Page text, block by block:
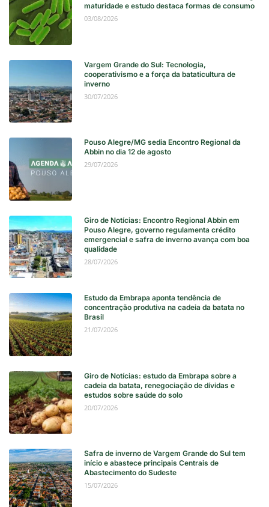
maturidade e estudo destaca formas de consumo
03/08/2026
Vargem Grande do Sul: Tecnologia,
cooperativismo e a força da bataticultura de
inverno
30/07/2026
Pouso Alegre/MG sedia Encontro Regional da
Abbin no dia 12 de agosto
29/07/2026
Giro de Notícias: Encontro Regional Abbin em
Pouso Alegre, governo regulamenta crédito
emergencial e safra de inverno avança com boa
qualidade
28/07/2026
Estudo da Embrapa aponta tendência de
concentração produtiva na cadeia da batata no
Brasil
21/07/2026
Giro de Notícias: estudo da Embrapa sobre a
cadeia da batata, renegociação de dívidas e
estudos sobre saúde do solo
20/07/2026
Safra de inverno de Vargem Grande do Sul tem
início e abastece principais Centrais de
Abastecimento do Sudeste
15/07/2026